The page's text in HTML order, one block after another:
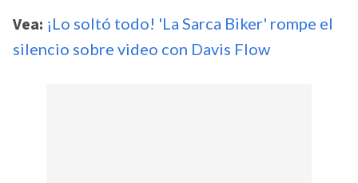
Vea: ¡Lo soltó todo! 'La Sarca Biker' rompe el
silencio sobre video con Davis Flow